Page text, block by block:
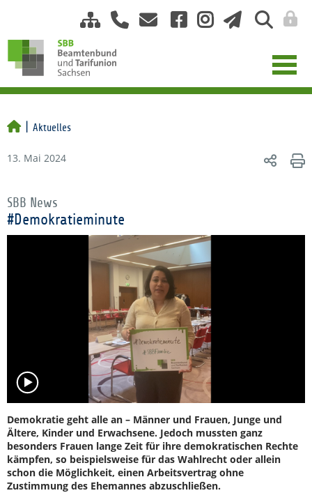
Aktuelles
13. Mai 2024
SBB News
#Demokratieminute
Demokratie geht alle an – Männer und Frauen, Junge und
Ältere, Kinder und Erwachsene. Jedoch mussten ganz
besonders Frauen lange Zeit für ihre demokratischen Rechte
kämpfen, so beispielsweise für das Wahlrecht oder allein
schon die Möglichkeit, einen Arbeitsvertrag ohne
Zustimmung des Ehemannes abzuschließen.